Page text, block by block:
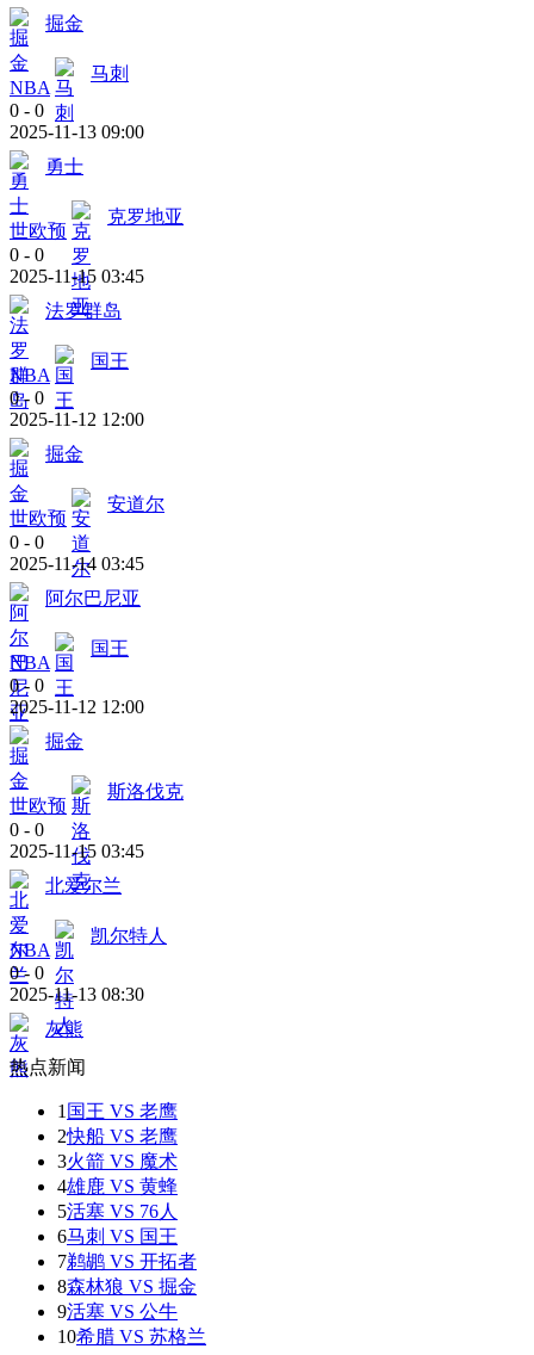
掘金
NBA
马刺
0 - 0
2025-11-13 09:00
勇士
世欧预
克罗地亚
0 - 0
2025-11-15 03:45
法罗群岛
NBA
国王
0 - 0
2025-11-12 12:00
掘金
世欧预
安道尔
0 - 0
2025-11-14 03:45
阿尔巴尼亚
NBA
国王
0 - 0
2025-11-12 12:00
掘金
世欧预
斯洛伐克
0 - 0
2025-11-15 03:45
北爱尔兰
NBA
凯尔特人
0 - 0
2025-11-13 08:30
灰熊
热点新闻
1 国王 VS 老鹰
2快船 VS 老鹰
3火箭 VS 魔术
4雄鹿 VS 黄蜂
5活塞 VS 76人
6马刺 VS 国王
7鹈鹕 VS 开拓者
8森林狼 VS 掘金
9活塞 VS 公牛
10希腊 VS 苏格兰